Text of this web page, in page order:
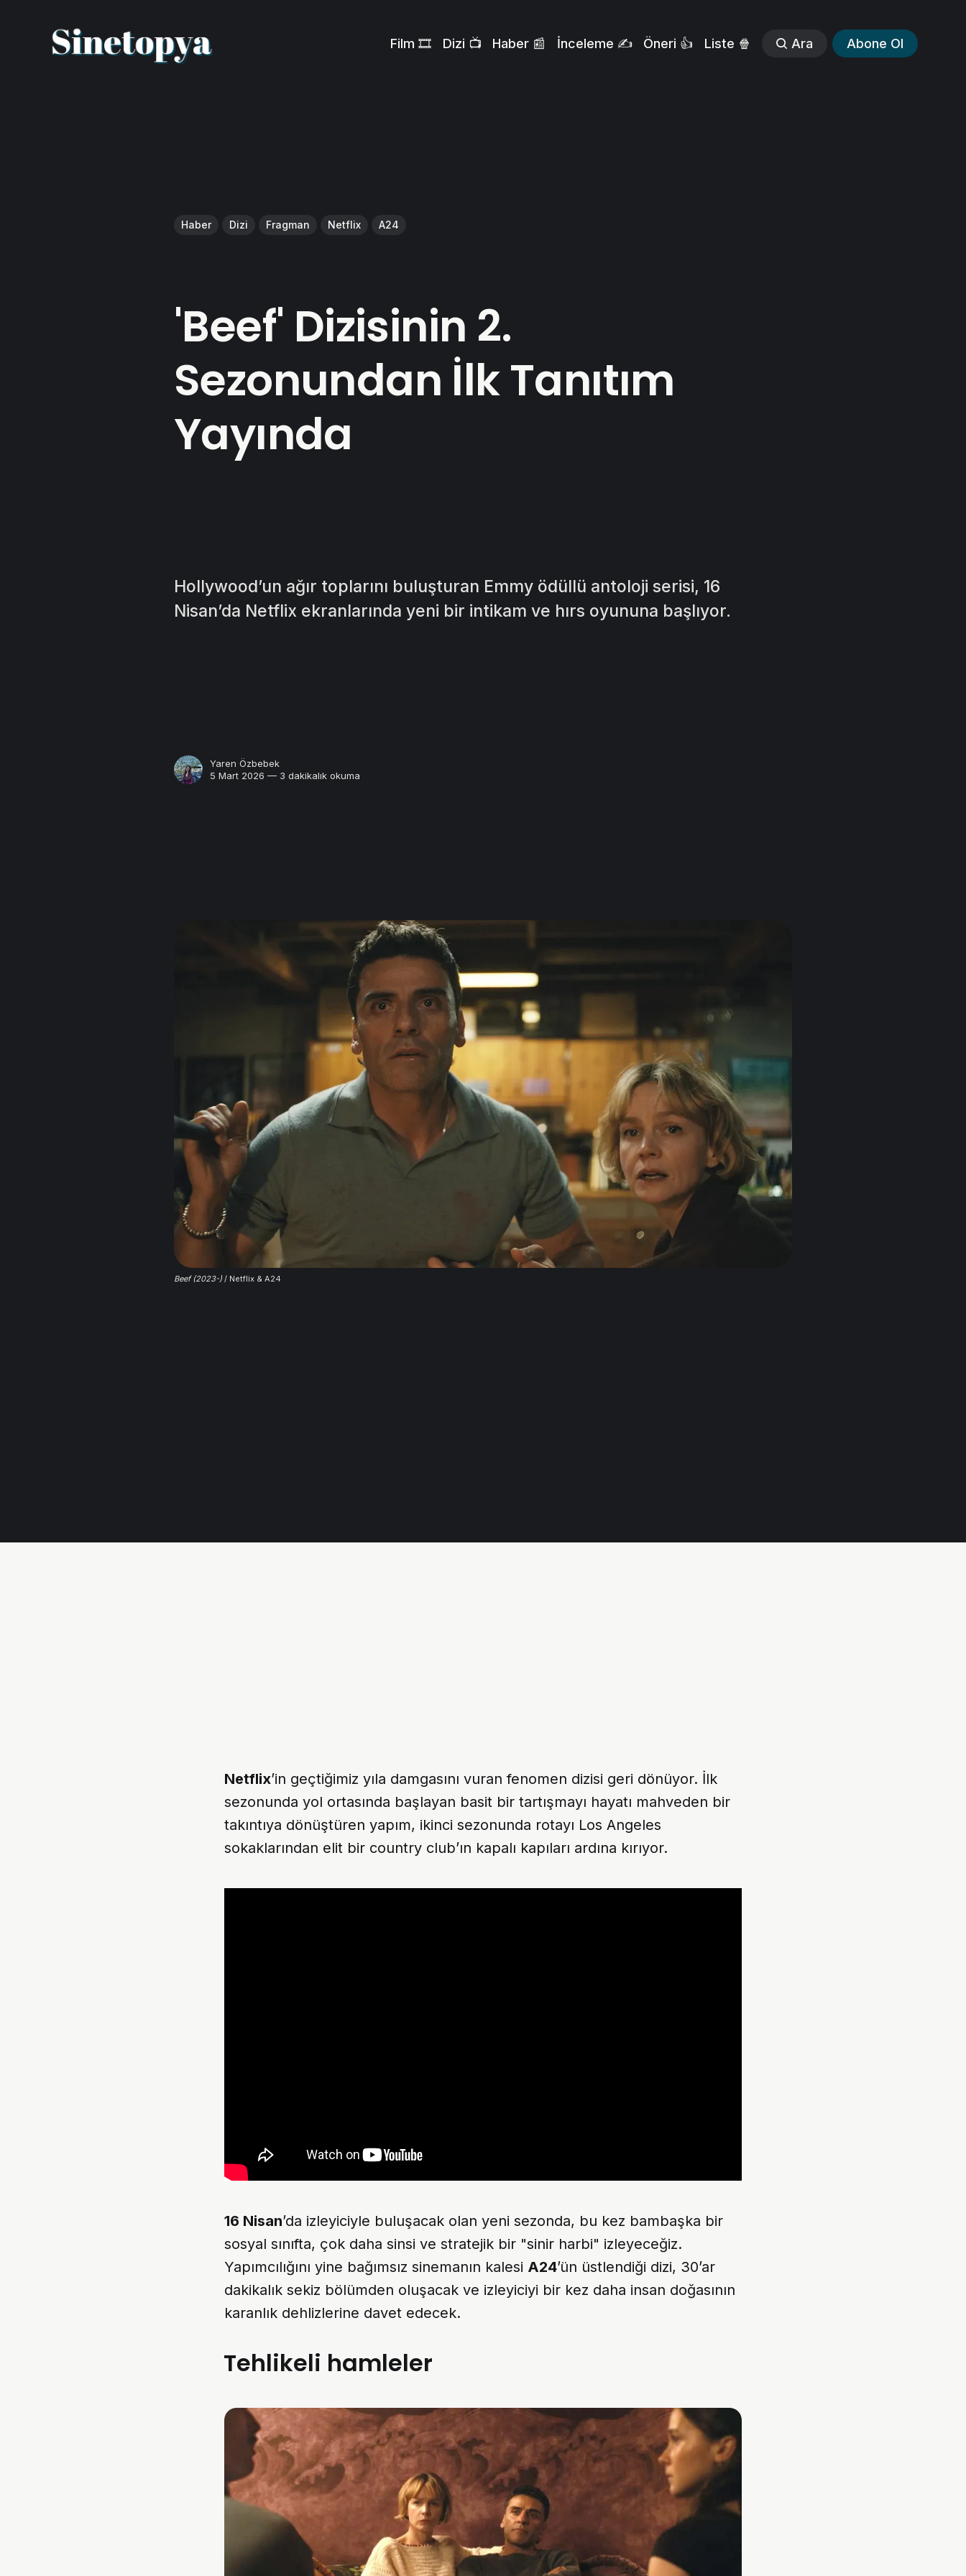
Film 🎞️ Dizi 📺 Haber 📰 İnceleme ✍️ Öneri 👍 Liste 🍿 Ara Abone Ol
Haber Dizi Fragman Netflix A24
'Beef' Dizisinin 2.
Sezonundan İlk Tanıtım
Yayında
Hollywood’un ağır toplarını buluşturan Emmy ödüllü antoloji serisi, 16
Nisan’da Netflix ekranlarında yeni bir intikam ve hırs oyununa başlıyor.
Yaren Özbebek
5 Mart 2026 — 3 dakikalık okuma
Beef (2023-) / Netflix & A24
Netflix’in geçtiğimiz yıla damgasını vuran fenomen dizisi geri dönüyor. İlk
sezonunda yol ortasında başlayan basit bir tartışmayı hayatı mahveden bir
takıntıya dönüştüren yapım, ikinci sezonunda rotayı Los Angeles
sokaklarından elit bir country club’ın kapalı kapıları ardına kırıyor.
16 Nisan’da izleyiciyle buluşacak olan yeni sezonda, bu kez bambaşka bir
sosyal sınıfta, çok daha sinsi ve stratejik bir "sinir harbi" izleyeceğiz.
Yapımcılığını yine bağımsız sinemanın kalesi A24’ün üstlendiği dizi, 30’ar
dakikalık sekiz bölümden oluşacak ve izleyiciyi bir kez daha insan doğasının
karanlık dehlizlerine davet edecek.
Tehlikeli hamleler